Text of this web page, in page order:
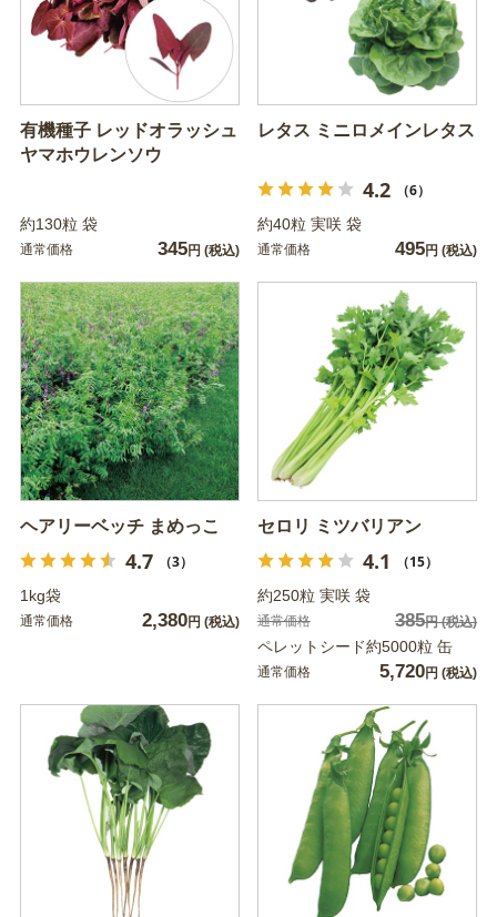
有機種子 レッドオラッシュ
ヤマホウレンソウ
約130粒 袋
通常価格 345円 (税込)
レタス ミニロメインレタス
4.2 （6）
約40粒 実咲 袋
通常価格 495円 (税込)
ヘアリーベッチ まめっこ
4.7 （3）
1kg袋
通常価格 2,380円 (税込)
セロリ ミツバリアン
4.1 （15）
約250粒 実咲 袋
通常価格 385円(税込)
ペレットシード約5000粒 缶
通常価格 5,720円 (税込)